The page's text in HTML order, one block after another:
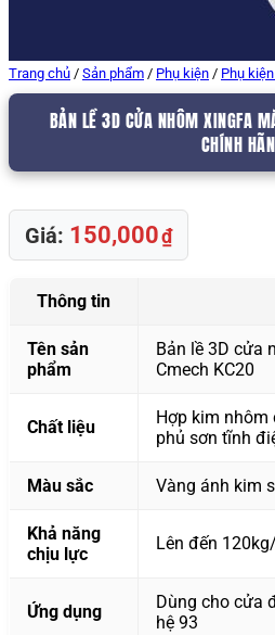
Trang chủ / Sản phẩm / Phụ kiện / Phụ
BẢN LỀ 3D CỬA NHÔM XINGFA
CHÍNH
Giá: 150,000₫
Thông tin
Tên sản
phẩm
Bản lề 3D cửa
Cmech KC20
Chất liệu
Hợp kim nhôm
phủ sơn tĩnh
Màu sắc Vàng ánh kim
Khả năng
chịu lực
Lên đến
Ứng dụng
Dùng cho cửa
hệ 93